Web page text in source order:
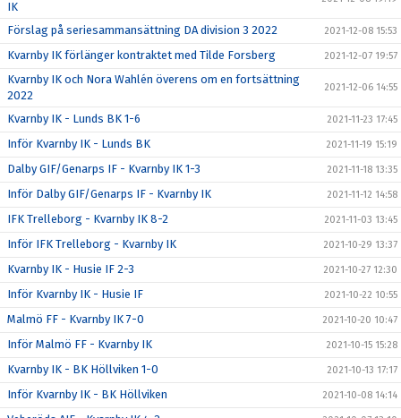
IK
Förslag på seriesammansättning DA division 3 2022 2021-12-08 15:53
Kvarnby IK förlänger kontraktet med Tilde Forsberg 2021-12-07 19:57
Kvarnby IK och Nora Wahlén överens om en fortsättning
2022
2021-12-06 14:55
Kvarnby IK - Lunds BK 1-6 2021-11-23 17:45
Inför Kvarnby IK - Lunds BK 2021-11-19 15:19
Dalby GIF/Genarps IF - Kvarnby IK 1-3 2021-11-18 13:35
Inför Dalby GIF/Genarps IF - Kvarnby IK 2021-11-12 14:58
IFK Trelleborg - Kvarnby IK 8-2 2021-11-03 13:45
Inför IFK Trelleborg - Kvarnby IK 2021-10-29 13:37
Kvarnby IK - Husie IF 2-3 2021-10-27 12:30
Inför Kvarnby IK - Husie IF 2021-10-22 10:55
Malmö FF - Kvarnby IK 7-0 2021-10-20 10:47
Inför Malmö FF - Kvarnby IK 2021-10-15 15:28
Kvarnby IK - BK Höllviken 1-0 2021-10-13 17:17
Inför Kvarnby IK - BK Höllviken 2021-10-08 14:14